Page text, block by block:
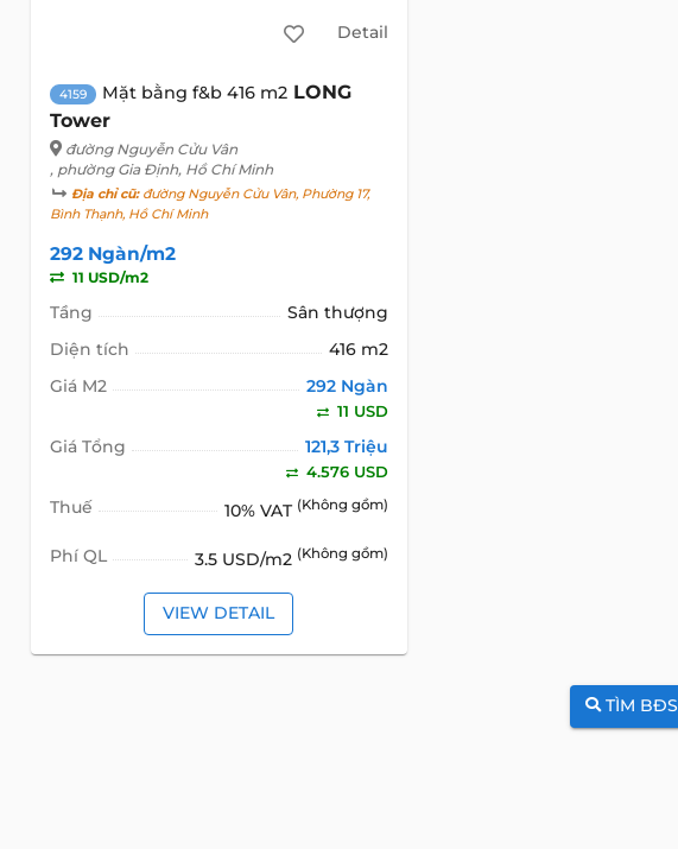
Detail
4159 Mặt bằng f&b 416 m2 LONG
Tower
đường Nguyễn Cửu Vân
, phường Gia Định, Hồ Chí Minh
Địa chỉ cũ:đường Nguyễn Cửu Vân, Phường 17,
Bình Thạnh, Hồ Chí Minh
292 Ngàn/m2
11 USD/m2
Tầng
Sân thượng
Diện tích
416 m2
Giá M2
292 Ngàn
11 USD
Giá Tổng 121,3 Triệu
4.576 USD
Thuế 10% VAT (Không gồm)
Phí QL 3.5 USD/m2 (Không gồm)
VIEW DETAIL
TÌM BĐS